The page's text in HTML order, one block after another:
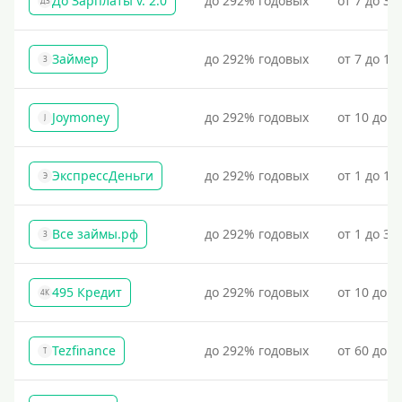
З Займер до 292% годовых от 7 до
J Joymoney до 292% годовых от 10 до
Э ЭкспрессДеньги до 292% годовых от 1 до
З Все займы.рф до 292% годовых от 1 до
4К 495 Кредит до 292% годовых от 10 до
T Tezfinance до 292% годовых от 60 до